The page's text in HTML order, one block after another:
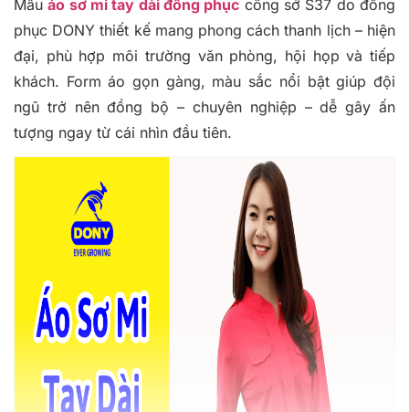
Mẫuáo sơ mi tay dài đồng phục công sở S37 do đồng
phục DONY thiết kế mang phong cách thanh lịch – hiện
đại, phù hợp môi trường văn phòng, hội họp và tiếp
khách. Form áo gọn gàng, màu sắc nổi bật giúp đội
ngũ trở nên đồng bộ – chuyên nghiệp – dễ gây ấn
tượng ngay từ cái nhìn đầu tiên.